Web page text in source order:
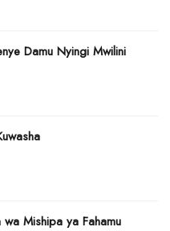
Damu Nyingi Mwilini
Mishipa ya Fahamu